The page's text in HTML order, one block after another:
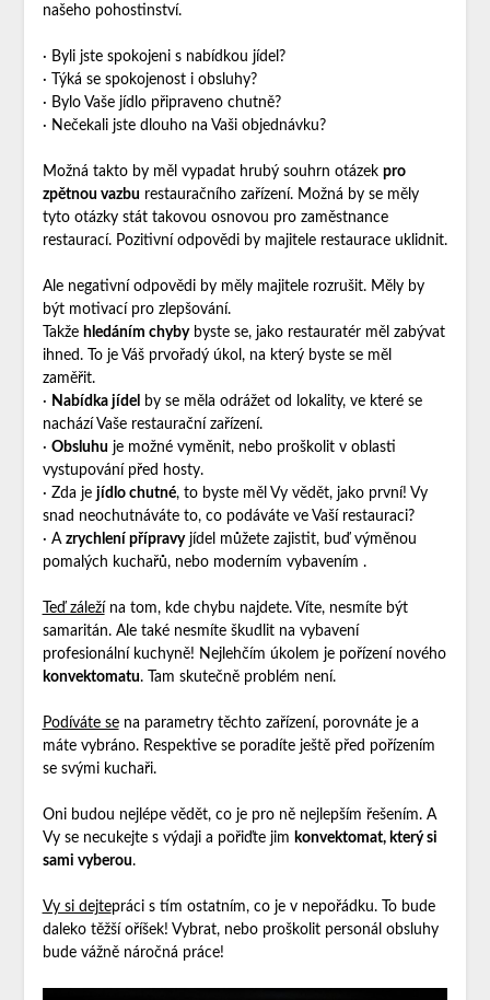
našeho pohostinství.
· Byli jste spokojeni s nabídkou jídel?
· Týká se spokojenost i obsluhy?
· Bylo Vaše jídlo připraveno chutně?
· Nečekali jste dlouho na Vaši objednávku?
Možná takto by měl vypadat hrubý souhrn otázek pro
zpětnou vazbu restauračního zařízení. Možná by se měly
tyto otázky stát takovou osnovou pro zaměstnance
restaurací. Pozitivní odpovědi by majitele restaurace uklidnit.
Ale negativní odpovědi by měly majitele rozrušit. Měly by
být motivací pro zlepšování.
Takže hledáním chybybyste se, jako restauratér měl zabývat
ihned. To je Váš prvořadý úkol, na který byste se měl
zaměřit.
· Nabídka jídel
by se měla odrážet od lokality, ve které se
nachází Vaše restaurační zařízení.
· Obsluhu je možné vyměnit, nebo proškolit v oblasti
vystupování před hosty.
· Zda je jídlo chutné, to byste měl Vy vědět, jako první! Vy
snad neochutnáváte to, co podáváte ve Vaší restauraci?
· A zrychlení přípravyjídel můžete zajistit, buď výměnou
pomalých kuchařů, nebo moderním vybavením .
Teď záležína tom, kde chybu najdete. Víte, nesmíte být
samaritán. Ale také nesmíte škudlit na vybavení
profesionální kuchyně! Nejlehčím úkolem je pořízení nového
konvektomatu. Tam skutečně problém není.
Podíváte sena parametry těchto zařízení, porovnáte je a
máte vybráno. Respektive se poradíte ještě před pořízením
se svými kuchaři.
Oni budou nejlépe vědět, co je pro ně nejlepším řešením. A
Vy se necukejte s výdaji a pořiďte jim konvektomat, který si
sami vyberou.
Vy si dejtepráci s tím ostatním, co je v nepořádku. To bude
daleko těžší oříšek! Vybrat, nebo proškolit personál obsluhy
bude vážně náročná práce!